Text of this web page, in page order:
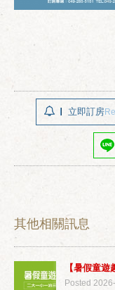
立即訂房
其他相關訊息
【暑假童
Posted